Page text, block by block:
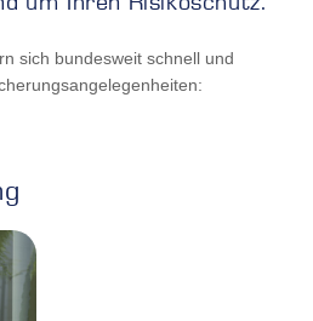
sich bundesweit schnell und